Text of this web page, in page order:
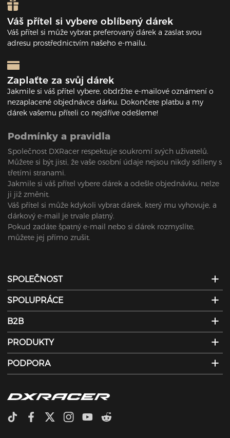
Váš přítel si vybere oblíbený dárek
Váš přítel si může vybrat preferovaný dárek a zaslat svou
adresu prostřednictvím našeho e-mailu.
Zaplaťte za svůj dárek
Jakmile si váš přítel vybere, obdržíte e-mailové oznámení o
nezaplacené objednávce dárku. Dokončete platbu a my
dárek vašemu příteli co nejdříve odešleme!
Podmínky a pravidla
Společnost DXRacer respektuje soukromí svých uživatelů.
Můžete si být jisti, že vaše osobní údaje nejsou nikdy sdíleny s
třetími stranami.
Jakmile si váš přítel vybere dárek a odešle objednávku, nelze
ji již změnit.
Váš přítel si může kdykoli vybrat dárek, který mu vyhovuje, a
dárkový e-mail je trvale platný.
Pokud zadáte špatný e-mail nebo si dárek rozmyslíte,
můžete jej přímo zrušit.
SPOLEČNOST
SPOLUPRÁCE
B2B
PRODUKTY
PODPORA